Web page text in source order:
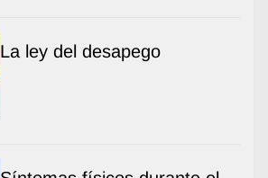
La ley del desapego